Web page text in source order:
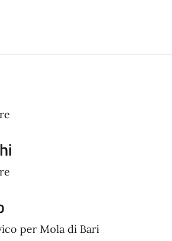
per Mola di Bari